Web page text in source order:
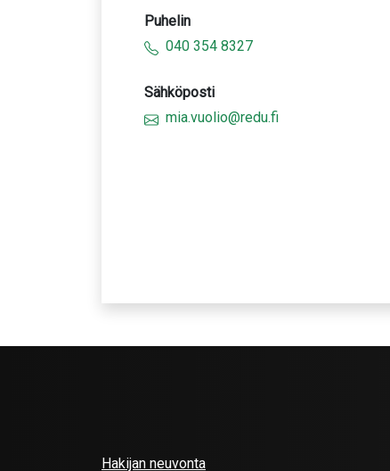
Puhelin
040 354 8327
Sähköposti
mia.vuolio@redu.fi
Hakijan neuvonta